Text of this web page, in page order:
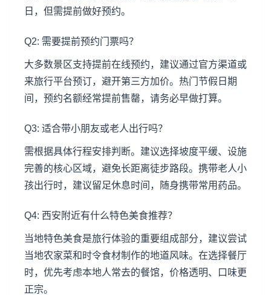
日，但需提前做好预约。
Q2: 需要提前预约门票吗？
大多数景区支持提前在线预约，建议通过官方渠道或
来旅行平台预订，避开第三方加价。热门节假日期
间，预约名额经常提前售罄，请务必早做打算。
Q3: 适合带小朋友或老人出行吗？
需根据具体行程安排判断。建议选择坡度平缓、设施
完善的核心区域，避免长距离徒步路段。携带老人小
孩出行时，建议留足休息时间，随身携带常用药品。
Q4: 西安附近有什么特色美食推荐？
当地特色美食是旅行体验的重要组成部分，建议尝试
当地农家菜和时令食材制作的地道风味。在选择餐厅
时，优先考虑本地人常去的餐馆，价格透明、口味更
正宗。